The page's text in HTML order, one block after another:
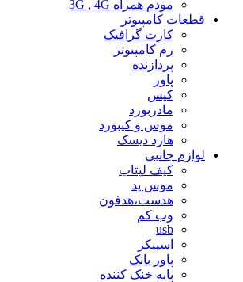
مودم همراه 3G , 4G
قطعات کامپیوتر
کارت گرافیک
رم کامپیوتر
پردازنده
پاور
کیس
مادربورد
موس و کیبورد
هارد دیسک
لوازم جانبی
کیف لپتاپ
موس پد
هدست،هدفون
وب کم
usb
اسپیکر
پاور بانک
پایه خنک کننده